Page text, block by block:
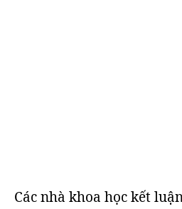
Các nhà khoa học kết